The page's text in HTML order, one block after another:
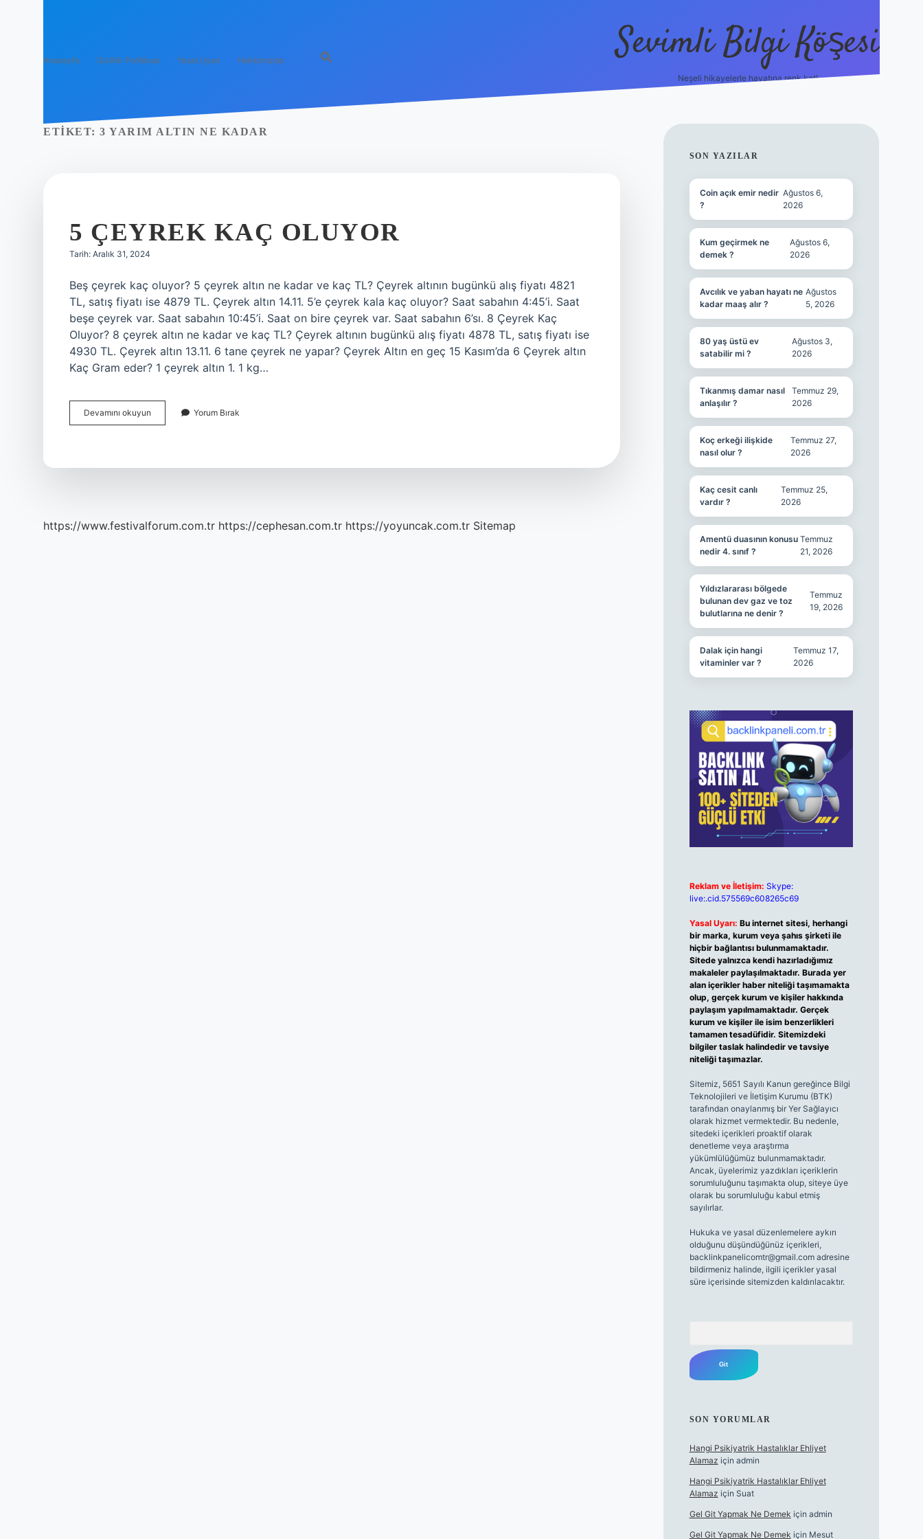
Anasayfa Gizlilik Politikası Yasal Uyarı Hakkımızda Sevimli Bilgi Köşesi
Neşeli hikayelerle hayatına renk kat!
ETIKET: 3 YARIM ALTIN NE KADAR
5 ÇEYREK KAÇ OLUYOR
Tarih: Aralık 31, 2024
Beş çeyrek kaç oluyor? 5 çeyrek altın ne kadar ve kaç TL? Çeyrek altının bugünkü alış fiyatı 4821
TL, satış fiyatı ise 4879 TL. Çeyrek altın 14.11. 5’e çeyrek kala kaç oluyor? Saat sabahın 4:45’i. Saat
beşe çeyrek var. Saat sabahın 10:45’i. Saat on bire çeyrek var. Saat sabahın 6’sı. 8 Çeyrek Kaç
Oluyor? 8 çeyrek altın ne kadar ve kaç TL? Çeyrek altının bugünkü alış fiyatı 4878 TL, satış fiyatı ise
4930 TL. Çeyrek altın 13.11. 6 tane çeyrek ne yapar? Çeyrek Altın en geç 15 Kasım’da 6 Çeyrek altın
Kaç Gram eder? 1 çeyrek altın 1. 1 kg…
Devamını okuyun
Çeyrek
Yorum Bırak
https://www.festivalforum.com.tr https://cephesan.com.tr https://yoyuncak.com.tr Sitemap
SIDEBAR
SON YAZILAR
Coin açık emir nedir
?
Ağustos 6,
2026
Kum geçirmek ne
demek ?
Ağustos 6,
2026
Avcılık ve yaban hayatı ne
kadar maaş alır ?
Ağustos
5, 2026
80 yaş üstü ev
satabilir mi ?
Ağustos 3,
2026
Tıkanmış damar nasıl
anlaşılır ?
Temmuz 29,
2026
Koç erkeği ilişkide
nasıl olur ?
Temmuz 27,
2026
Kaç cesit canlı
vardır ?
Temmuz 25,
2026
Amentü duasının konusu
nedir 4. sınıf ?
Temmuz
21, 2026
Yıldızlararası bölgede
bulunan dev gaz ve toz
bulutlarına ne denir ?
Temmuz
19, 2026
Dalak için hangi
vitaminler var ?
Temmuz 17,
2026
Reklam ve İletişim: Skype:
live:.cid.575569c608265c69
Yasal Uyarı: Bu internet sitesi, herhangi
bir marka, kurum veya şahıs şirketi ile
hiçbir bağlantısı bulunmamaktadır.
Sitede yalnızca kendi hazırladığımız
makaleler paylaşılmaktadır. Burada yer
alan içerikler haber niteliği taşımamakta
olup, gerçek kurum ve kişiler hakkında
paylaşım yapılmamaktadır. Gerçek
kurum ve kişiler ile isim benzerlikleri
tamamen tesadüfidir. Sitemizdeki
bilgiler taslak halindedir ve tavsiye
niteliği taşımazlar.
Sitemiz, 5651 Sayılı Kanun gereğince Bilgi
Teknolojileri ve İletişim Kurumu (BTK)
tarafından onaylanmış bir Yer Sağlayıcı
olarak hizmet vermektedir. Bu nedenle,
sitedeki içerikleri proaktif olarak
denetleme veya araştırma
yükümlülüğümüz bulunmamaktadır.
Ancak, üyelerimiz yazdıkları içeriklerin
sorumluluğunu taşımakta olup, siteye üye
olarak bu sorumluluğu kabul etmiş
sayılırlar.
Hukuka ve yasal düzenlemelere aykırı
olduğunu düşündüğünüz içerikleri,
backlinkpanelicomtr@gmail.comadresine
bildirmeniz halinde, ilgili içerikler yasal
süre içerisinde sitemizden kaldırılacaktır.
SON YORUMLAR
Hangi Psikiyatrik Hastalıklar Ehliyet
Alamaz için admin
Hangi Psikiyatrik Hastalıklar Ehliyet
Alamaz için Suat
Gel Git Yapmak Ne Demek için admin
Gel Git Yapmak Ne Demek için Mesut
hiltonbet güncel